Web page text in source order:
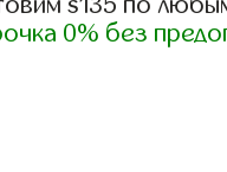
0% без